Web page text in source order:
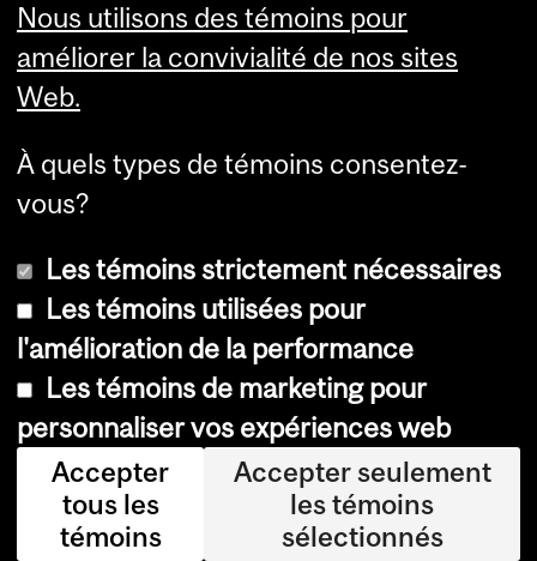
Services aux étudiants
© Université McGill, 2026
Accessibilité
Avis sur les témoins
Paramètres des témoins
Se connecter
Nous utilisons des témoins pour
améliorer la convivialité de nos sites
Web.
À quels types de témoins consentez-
vous?
Les témoins strictement nécessaires
Les témoins utilisées pour
l'amélioration de la performance
Les témoins de marketing pour
personnaliser vos expériences web
Accepter
tous les
témoins
Accepter seulement
les témoins
sélectionnés